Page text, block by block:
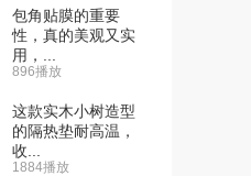
包角贴膜的重要
性，真的美观又实
用，...
896播放
这款实木小树造型
的隔热垫耐高温，
收...
1884播放